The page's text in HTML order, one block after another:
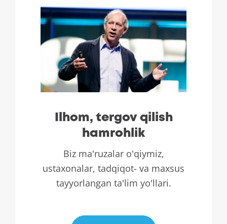
Ilhom, tergov qilish
hamrohlik
Biz ma'ruzalar o'qiymiz,
ustaxonalar, tadqiqot- va maxsus
tayyorlangan ta'lim yo'llari.